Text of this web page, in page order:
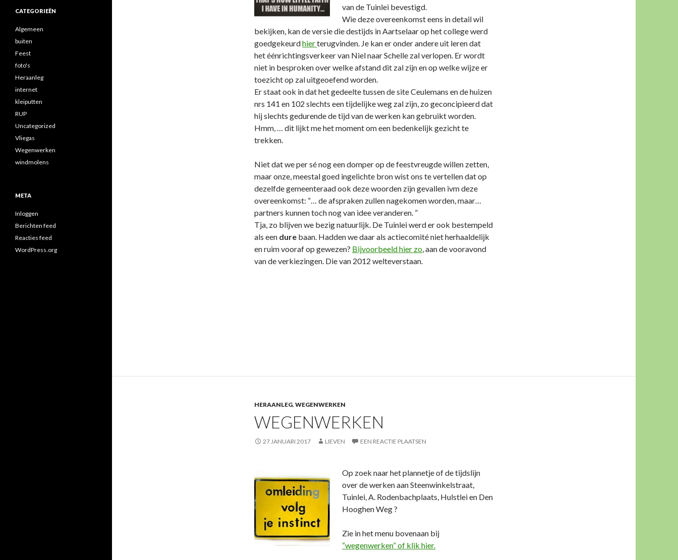
van de Tuinlei bevestigd.
Wie deze overeenkomst eens in detail wil
bekijken, kan de versie die destijds in Aartselaar op het college werd
goedgekeurdhierterugvinden. Je kan er onder andere uit leren dat
het éénrichtingsverkeer van Niel naar Schelle zal verlopen. Er wordt
niet in besproken over welke afstand dit zal zijn en op welke wijze er
toezicht op zal uitgeoefend worden.
Er staat ook in dat het gedeelte tussen de site Ceulemans en de huizen
nrs 141 en 102 slechts een tijdelijke weg zal zijn, zo geconcipieerd dat
hij slechts gedurende de tijd van de werken kan gebruikt worden.
Hmm, … dit lijkt me het moment om een bedenkelijk gezicht te
trekken.
Niet dat we per sé nog een domper op de feestvreugde willen zetten,
maar onze, meestal goed ingelichte bron wist ons te vertellen dat op
dezelfde gemeenteraad ook deze woorden zijn gevallen ivm deze
overeenkomst: “… de afspraken zullen nagekomen worden, maar…
partners kunnen toch nog van idee veranderen. ”
Tja, zo blijven we bezig natuurlijk. De Tuinlei werd er ook bestempeld
als een dure baan. Hadden we daar als actiecomité niet herhaaldelijk
en ruim vooraf op gewezen? Bijvoorbeeld hier zo, aan de vooravond
van de verkiezingen. Die van 2012 welteverstaan.
HERAANLEG, WEGENWERKEN
WEGENWERKEN
27 JANUARI 2017 LIEVEN EEN REACTIE PLAATSEN
Op zoek naar het plannetje of de tijdslijn
over de werken aan Steenwinkelstraat,
Tuinlei, A. Rodenbachplaats, Hulstlei en Den
Hooghen Weg ?
Zie in het menu bovenaan bij
“wegenwerken” of klik hier.
CATEGORIEËN
Algemeen
buiten
Feest
foto's
Heraanleg
internet
kleiputten
RUP
Uncategorized
Vliegas
Wegenwerken
windmolens
META
Inloggen
Berichten feed
Reacties feed
WordPress.org